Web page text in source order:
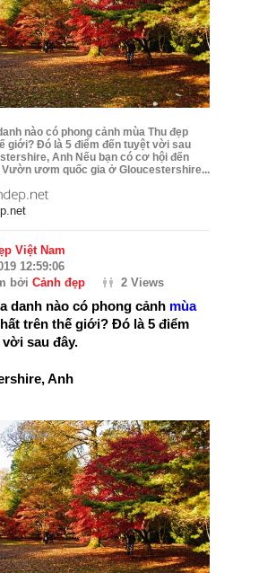
nào có phong cảnh mùa Thu đẹp
giới? Đó là 5 điểm đến tuyệt vời sau
Anh Nếu bạn có cơ hội đến
Vườn ươm quốc gia ở Gloucestershire...
Việt Nam
12:59:06
bởi Cảnh đẹp 2 Views
danh nào có phong cảnh mùa
trên thế giới? Đó là 5 điểm
sau đây.
Anh